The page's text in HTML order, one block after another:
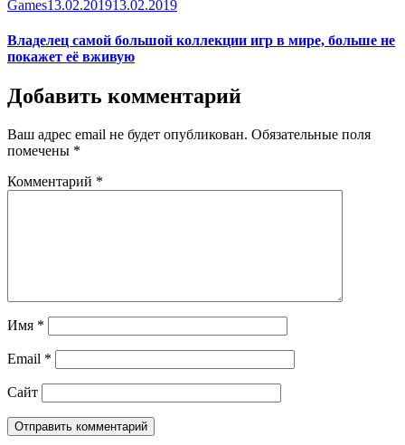
Category
GamesPosted
13.02.201913.02.2019
Владелец самой большой коллекции игр в мире, больше не
покажет её вживую
Добавить комментарий
Ваш адрес email не будет опубликован. Обязательные поля
помечены *
Комментарий *
Имя *
Email *
Сайт